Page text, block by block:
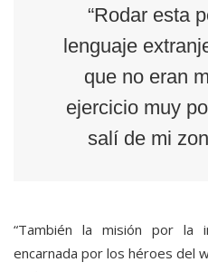
“Rodar esta
lenguaje
que no eran
ejercicio muy
salí de mi
“También la misión por la
encarnada por los héroes del